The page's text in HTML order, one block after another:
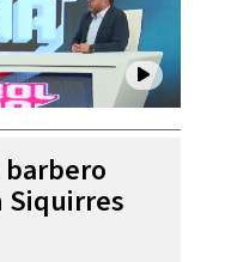
barbero
Siquirres